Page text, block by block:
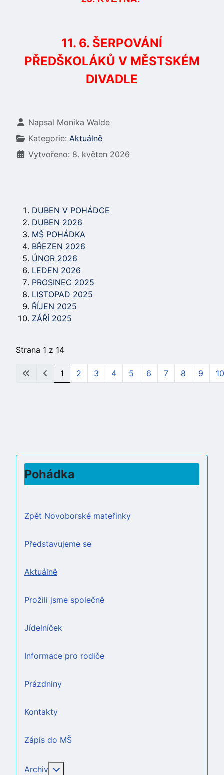
11. 6. ŠERPOVÁNÍ
PŘEDŠKOLÁKŮ V MĚSTSKÉM
DIVADLE
Základní údaje
Napsal Monika Walde
Kategorie: Aktuálně
Vytvořeno: 8. květen 2026
DUBEN V POHÁDCE
DUBEN 2026
MŠ POHÁDKA
BŘEZEN 2026
ÚNOR 2026
LEDEN 2026
PROSINEC 2025
LISTOPAD 2025
ŘÍJEN 2025
ZÁŘÍ 2025
Strana 1 z 14
1 2 3 4 5 6 7 8 9 10
Pohádka
Zpět Novoborské mateřinky
Představujeme se
Aktuálně
Prožili jsme společně
Jídelníček
Informace pro rodiče
Prázdniny
Kontakty
Zápis do MŠ
Archiv